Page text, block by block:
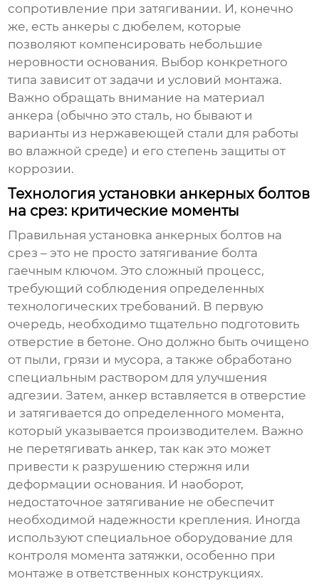
сопротивление при затягивании. И, конечно
же, есть анкеры с дюбелем, которые
позволяют компенсировать небольшие
неровности основания. Выбор конкретного
типа зависит от задачи и условий монтажа.
Важно обращать внимание на материал
анкера (обычно это сталь, но бывают и
варианты из нержавеющей стали для работы
во влажной среде) и его степень защиты от
коррозии.
Технология установки анкерных болтов
на срез: критические моменты
Правильная установка анкерных болтов на
срез – это не просто затягивание болта
гаечным ключом. Это сложный процесс,
требующий соблюдения определенных
технологических требований. В первую
очередь, необходимо тщательно подготовить
отверстие в бетоне. Оно должно быть очищено
от пыли, грязи и мусора, а также обработано
специальным раствором для улучшения
адгезии. Затем, анкер вставляется в отверстие
и затягивается до определенного момента,
который указывается производителем. Важно
не перетягивать анкер, так как это может
привести к разрушению стержня или
деформации основания. И наоборот,
недостаточное затягивание не обеспечит
необходимой надежности крепления. Иногда
используют специальное оборудование для
контроля момента затяжки, особенно при
монтаже в ответственных конструкциях.